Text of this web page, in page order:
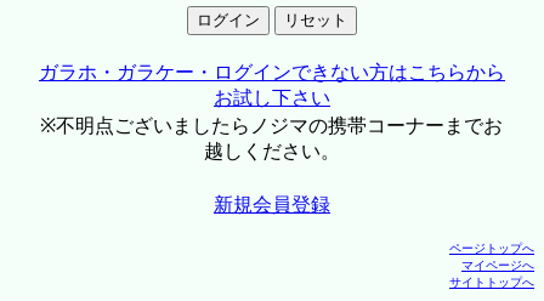
ガラホ・ガラケー・ログインできない方はこちらから
お試し下さい
※不明点ございましたらノジマの携帯コーナーまでお
越しください。
新規会員登録
ページトップへ
マイページへ
サイトトップへ